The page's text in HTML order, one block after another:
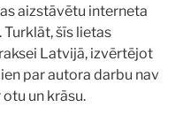
aizstāvētu interneta
šīs lietas
Latvijā, izvērtējot
par autora darbu nav
un krāsu.